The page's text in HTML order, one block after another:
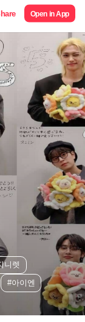
Open in App
니렛
#아이엔